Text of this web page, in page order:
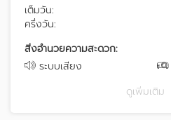
เต็มวัน:
ครึ่งวัน:
สิ่งอำนวยความสะดวก:
ระบบเสียง
ดูเพิ่มเติม